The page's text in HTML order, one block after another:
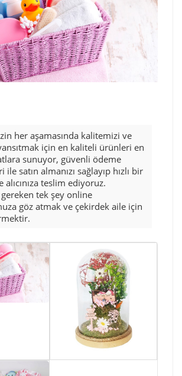
her aşamasında kalitemizi ve
için en kaliteli ürünleri en
sunuyor, güvenli ödeme
ile satın almanızı sağlayıp hızlı bir
teslim ediyoruz.
gereken tek şey online
göz atmak ve çekirdek aile için